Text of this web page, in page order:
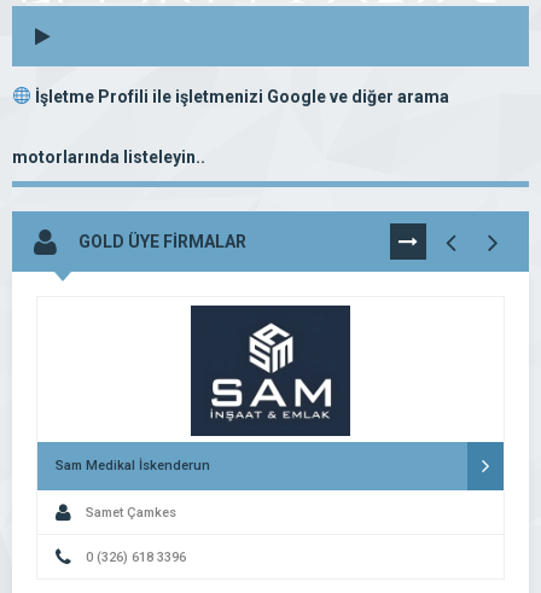
İşletme Profili ile işletmenizi Google ve diğer arama
motorlarında listeleyin..
GOLD ÜYE FİRMALAR TÜMÜNÜ
GÖR
Sam Medikal İskenderun
Samet Çamkes
0 (326) 618 3396